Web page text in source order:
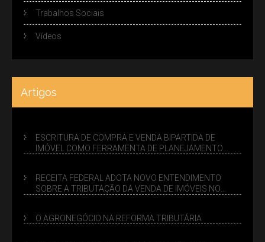
Trabalhos Sociais
Vídeos
Artigos
ESCRITURA DE COMPRA E VENDA BIPARTIDA DE
IMÓVEL COMO FERRAMENTA DE PLANEJAMENTO
RECEITA FEDERAL ADOTA NOVO ENTENDIMENTO
SOBRE A TRIBUTAÇÃO DA VENDA DE IMÓVEIS NO
O AGRONEGÓCIO NA REFORMA TRIBUTÁRIA